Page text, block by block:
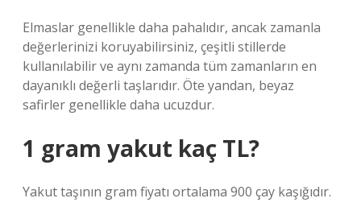
Elmaslar genellikle daha pahalıdır, ancak zamanla
değerlerinizi koruyabilirsiniz, çeşitli stillerde
kullanılabilir ve aynı zamanda tüm zamanların en
dayanıklı değerli taşlarıdır. Öte yandan, beyaz
safirler genellikle daha ucuzdur.
1 gram yakut kaç TL?
Yakut taşının gram fiyatı ortalama 900 çay kaşığıdır.